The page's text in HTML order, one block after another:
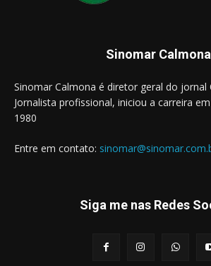
Sinomar Calmona
Sinomar Calmona é diretor geral do jornal
Jornalista profissional, iniciou a carreira
1980
Entre em contato:
Siga me nas Redes